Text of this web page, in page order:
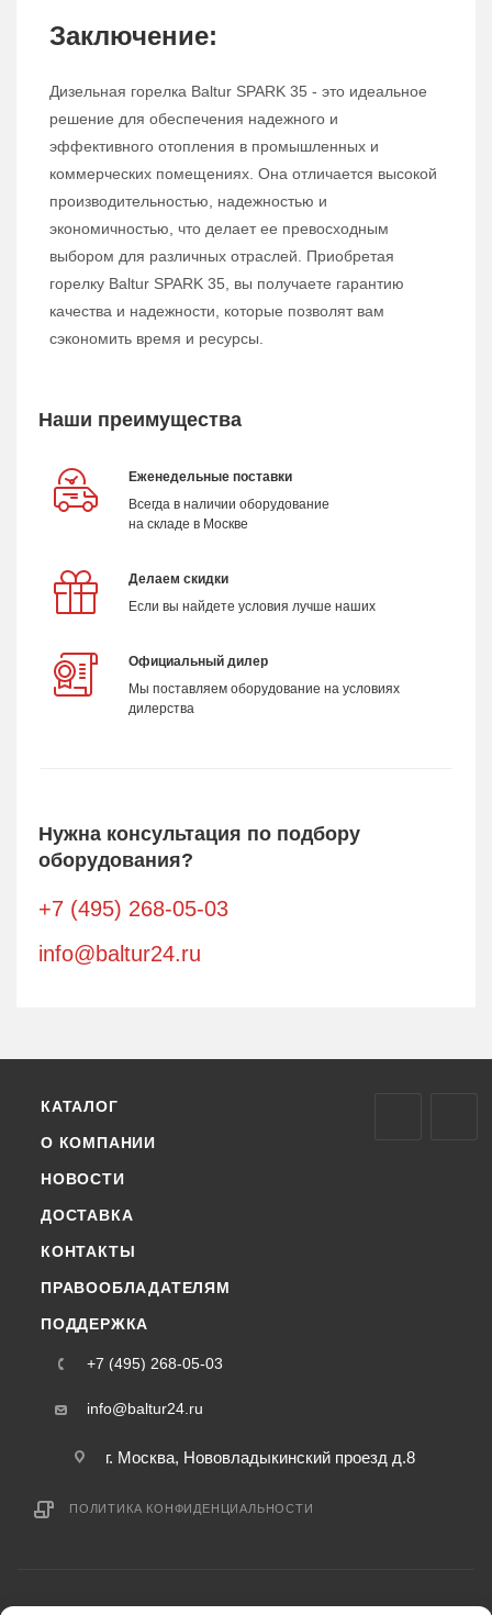
Заключение:
Дизельная горелка Baltur SPARK 35 - это идеальное
решение для обеспечения надежного и
эффективного отопления в промышленных и
коммерческих помещениях. Она отличается высокой
производительностью, надежностью и
экономичностью, что делает ее превосходным
выбором для различных отраслей. Приобретая
горелку Baltur SPARK 35, вы получаете гарантию
качества и надежности, которые позволят вам
сэкономить время и ресурсы.
Наши преимущества
Еженедельные поставки
Всегда в наличии оборудование
на складе в Москве
Делаем скидки
Если вы найдете условия лучше наших
Официальный дилер
Мы поставляем оборудование на условиях
дилерства
Нужна консультация по подбору
оборудования?
+7 (495) 268-05-03
info@baltur24.ru
КАТАЛОГ
О КОМПАНИИ
НОВОСТИ
ДОСТАВКА
КОНТАКТЫ
ПРАВООБЛАДАТЕЛЯМ
ПОДДЕРЖКА
+7 (495) 268-05-03
info@baltur24.ru
г. Москва, Нововладыкинский проезд д.8
ПОЛИТИКА КОНФИДЕНЦИАЛЬНОСТИ